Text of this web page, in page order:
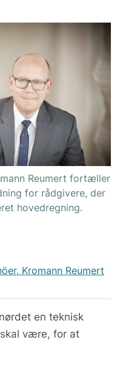
Reumert fortæller
for rådgivere, der
hovedregning.
Kromann Reumert
en teknisk
være, for at